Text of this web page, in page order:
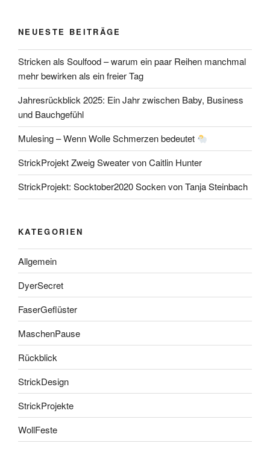
NEUESTE BEITRÄGE
Stricken als Soulfood – warum ein paar Reihen manchmal
mehr bewirken als ein freier Tag
Jahresrückblick 2025: Ein Jahr zwischen Baby, Business
und Bauchgefühl
Mulesing – Wenn Wolle Schmerzen bedeutet
StrickProjekt Zweig Sweater von Caitlin Hunter
StrickProjekt: Socktober2020 Socken von Tanja Steinbach
KATEGORIEN
Allgemein
DyerSecret
FaserGeflüster
MaschenPause
Rückblick
StrickDesign
StrickProjekte
WollFeste